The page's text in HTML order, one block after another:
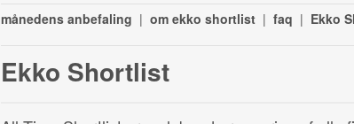
månedens anbefaling | om ekko shortlist | faq | Ekko
Ekko Shortlist